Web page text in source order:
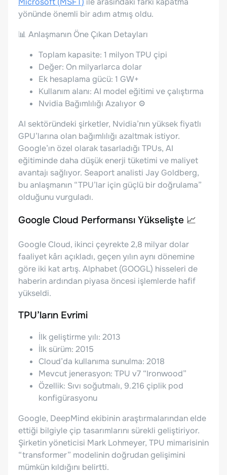
yönünde önemli bir adım atmış oldu.
📊 Anlaşmanın Öne Çıkan Detayları
Toplam kapasite: 1 milyon TPU çipi
Değer: On milyarlarca dolar
Ek hesaplama gücü: 1 GW+
Kullanım alanı: AI model eğitimi ve çalıştırma
Nvidia Bağımlılığı Azalıyor ⚙️
AI sektöründeki şirketler, Nvidia’nın yüksek fiyatlı
GPU’larına olan bağımlılığı azaltmak istiyor.
Google’ın özel olarak tasarladığı TPUs, AI
eğitiminde daha düşük enerji tüketimi ve maliyet
avantajı sağlıyor. Seaport analisti Jay Goldberg,
bu anlaşmanın “TPU’lar için güçlü bir doğrulama”
olduğunu vurguladı.
Google Cloud Performansı Yükselişte 📈
Google Cloud, ikinci çeyrekte 2,8 milyar dolar
faaliyet kârı açıkladı, geçen yılın aynı dönemine
göre iki kat artış. Alphabet (GOOGL) hisseleri de
haberin ardından piyasa öncesi işlemlerde hafif
yükseldi.
TPU’ların Evrimi
İlk geliştirme yılı: 2013
İlk sürüm: 2015
Cloud’da kullanıma sunulma: 2018
Mevcut jenerasyon: TPU v7 “Ironwood”
Özellik: Sıvı soğutmalı, 9.216 çiplik pod
konfigürasyonu
Google, DeepMind ekibinin araştırmalarından elde
ettiği bilgiyle çip tasarımlarını sürekli geliştiriyor.
Şirketin yöneticisi Mark Lohmeyer, TPU mimarisinin
“transformer” modelinin doğrudan gelişimini
mümkün kıldığını belirtti.